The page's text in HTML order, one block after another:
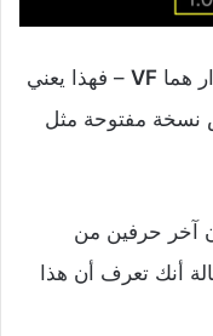
هما VF – فهذا يعني
نسخة مفتوحة مثل
آخر حرفين من
أنك تعرف أن هذا